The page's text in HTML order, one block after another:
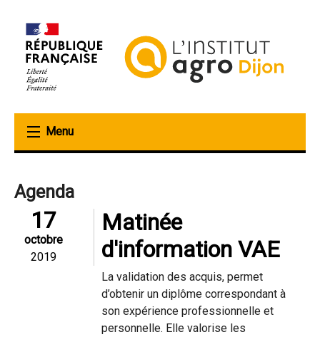
contenu
principal
Agenda
17
octobre
2019
Matinée
d'information VAE
La validation des acquis, permet
d’obtenir un diplôme correspondant à
son expérience professionnelle et
personnelle. Elle valorise les